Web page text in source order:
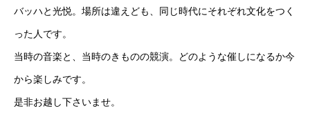
バッハと光悦。場所は違えども、同じ時代にそれぞれ文化をつく
った人です。
当時の音楽と、当時のきものの競演。どのような催しになるか今
から楽しみです。
是非お越し下さいませ。